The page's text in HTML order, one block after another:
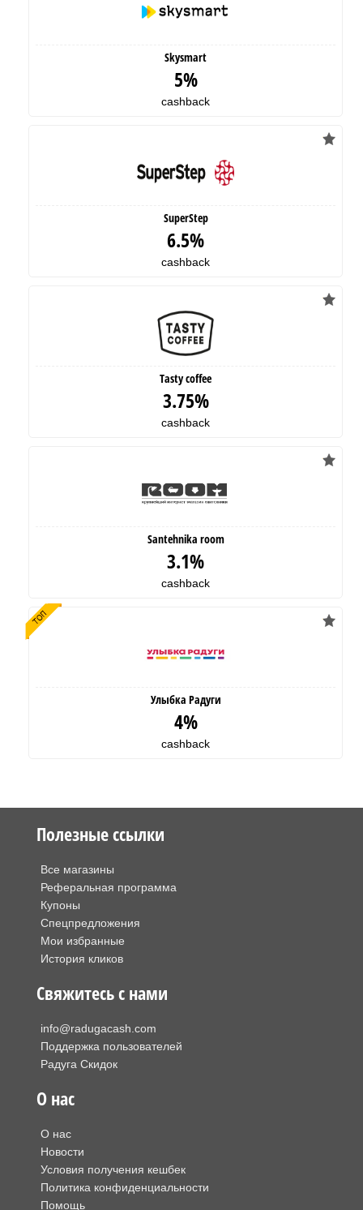
Skysmart
5%
cashback
SuperStep
6.5%
cashback
Tasty coffee
3.75%
cashback
Santehnika room
3.1%
cashback
Улыбка Радуги
4%
cashback
Полезные ссылки
Все магазины
Реферальная программа
Купоны
Спецпредложения
Мои избранные
История кликов
Свяжитесь с нами
info@radugacash.com
Поддержка пользователей
Радуга Скидок
О нас
О нас
Новости
Условия получения кешбек
Политика конфиденциальности
Помощь